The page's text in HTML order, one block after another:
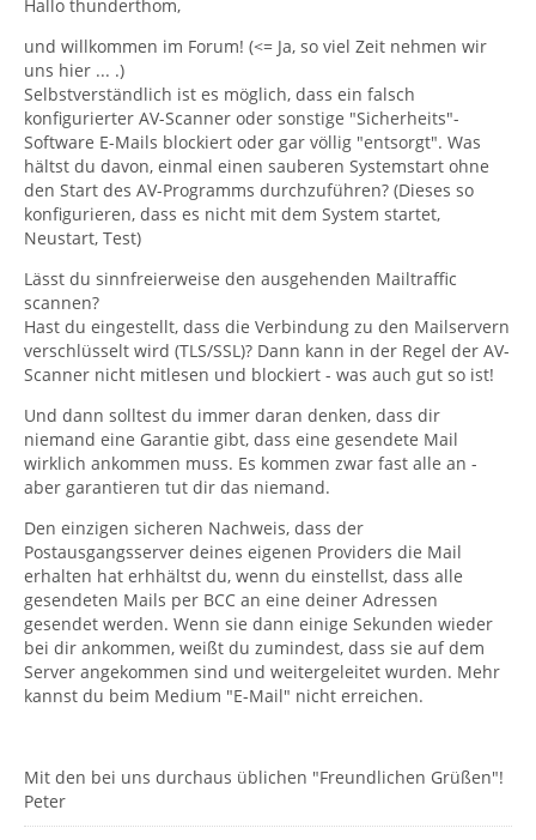
Hallo thunderthom,
und willkommen im Forum! (<= Ja, so viel Zeit nehmen wir
uns hier ... .)
Selbstverständlich ist es möglich, dass ein falsch
konfigurierter AV-Scanner oder sonstige "Sicherheits"-
Software E-Mails blockiert oder gar völlig "entsorgt". Was
hältst du davon, einmal einen sauberen Systemstart ohne
den Start des AV-Programms durchzuführen? (Dieses so
konfigurieren, dass es nicht mit dem System startet,
Neustart, Test)
Lässt du sinnfreierweise den ausgehenden Mailtraffic
scannen?
Hast du eingestellt, dass die Verbindung zu den Mailservern
verschlüsselt wird (TLS/SSL)? Dann kann in der Regel der AV-
Scanner nicht mitlesen und blockiert - was auch gut so ist!
Und dann solltest du immer daran denken, dass dir
niemand eine Garantie gibt, dass eine gesendete Mail
wirklich ankommen muss. Es kommen zwar fast alle an -
aber garantieren tut dir das niemand.
Den einzigen sicheren Nachweis, dass der
Postausgangsserver deines eigenen Providers die Mail
erhalten hat erhhältst du, wenn du einstellst, dass alle
gesendeten Mails per BCC an eine deiner Adressen
gesendet werden. Wenn sie dann einige Sekunden wieder
bei dir ankommen, weißt du zumindest, dass sie auf dem
Server angekommen sind und weitergeleitet wurden. Mehr
kannst du beim Medium "E-Mail" nicht erreichen.
Mit den bei uns durchaus üblichen "Freundlichen Grüßen"!
Peter